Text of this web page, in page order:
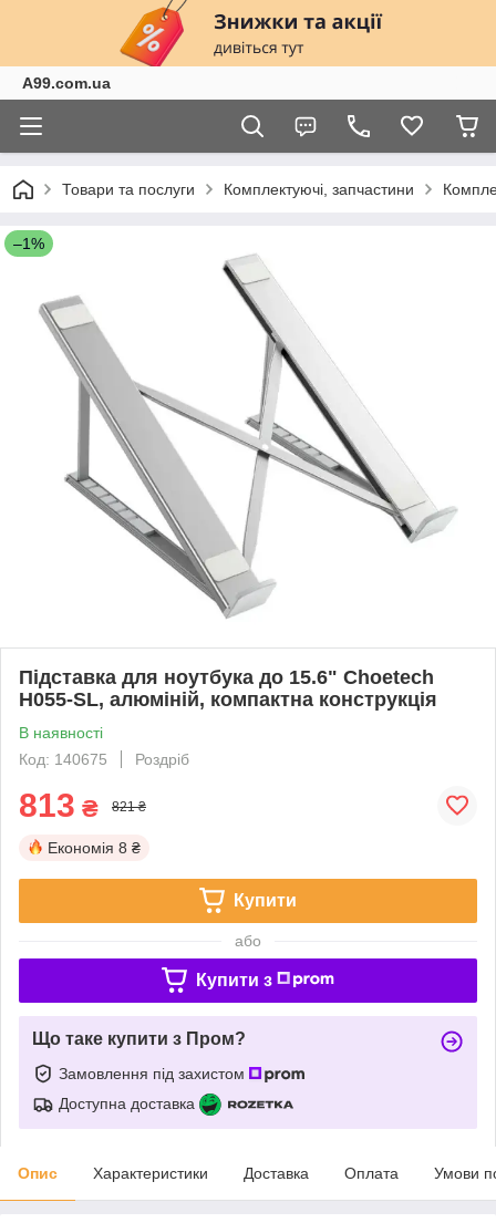
A99.com.ua
Товари та послуги Комплектуючі, запчастини
–1%
Підставка для ноутбука до 15.6" Choetech
H055-SL, алюміній, компактна конструкція
В наявності
Код: 140675
Роздріб
813 ₴ 821 ₴
Економія 8 ₴
Купити
або
Купити з
Що таке купити з Пром?
Замовлення під захистом
Доступна доставка
Опис Характеристики Доставка Оплата Умови